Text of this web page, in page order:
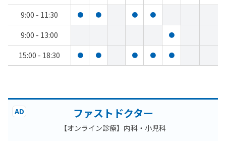
9:00 - 11:30
● ● ● ●
9:00 - 13:00 ●
15:00 - 18:30 ● ● ● ● ●
AD ファストドクター
【オンライン診療】内科・小児科